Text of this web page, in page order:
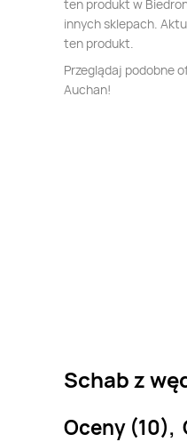
ten produkt w
innych sklepach.
ten produkt.
Przeglądaj podobne
Auchan!
Schab z
Oceny (10),